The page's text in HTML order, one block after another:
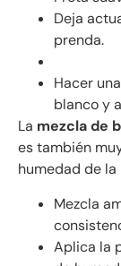
Deja
prenda.
Hacer
blanco y
La mezcla de
es también
humedad de la
Mezcla
Aplica la